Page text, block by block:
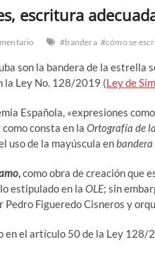
escritura
#bandera #cómo se
son la bandera de la estrella
la Ley No. 128/2019 (Ley de
Española, «expresiones como
consta en la Ortografía de
uso de la mayúscula en
,como obra de creación que
estipulado en la OLE; sin
Figueredo Cisneros y
en el artículo 50 de la Ley 128/